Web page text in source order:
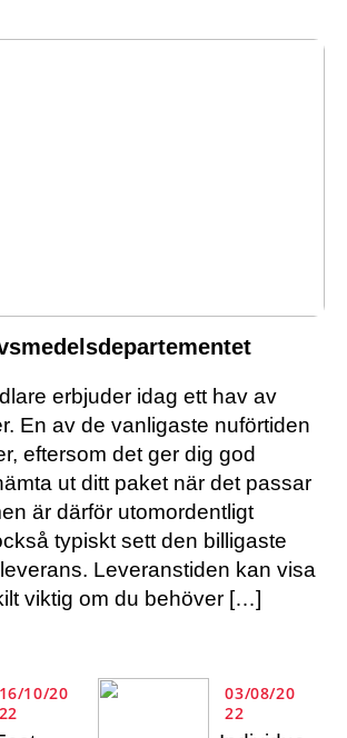
erbjuder idag ett hav av
En av de vanligaste nuförtiden
eftersom det ger dig god
ut ditt paket när det passar
är därför utomordentligt
typiskt sett den billigaste
Leveranstiden kan visa
viktig om du behöver […]
16/10/20
22
03/08/20
22